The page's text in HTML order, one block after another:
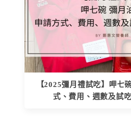
【2025彌月禮試吃】呷七
式、費用、週數及試